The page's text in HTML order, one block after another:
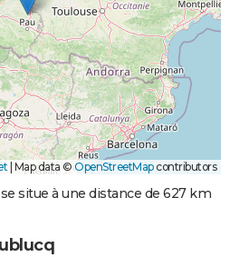
Map data © OpenStreetMapcontributors
situe à une distance de 627 km